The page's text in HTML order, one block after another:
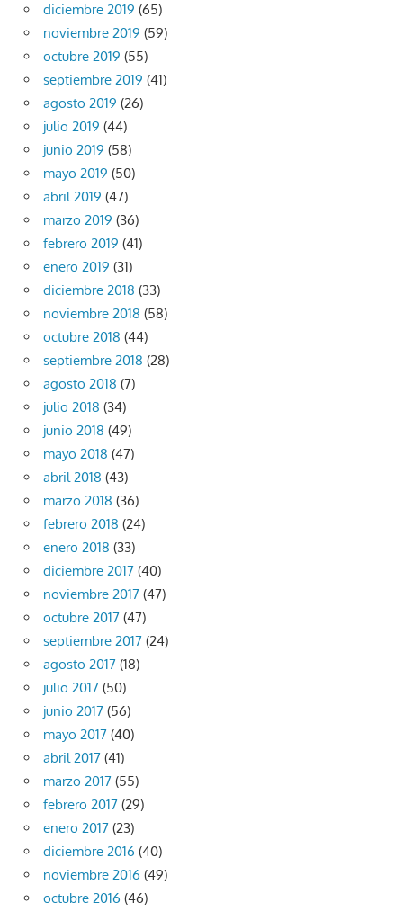
diciembre 2019 (65)
noviembre 2019 (59)
octubre 2019 (55)
septiembre 2019 (41)
agosto 2019 (26)
julio 2019 (44)
junio 2019 (58)
mayo 2019 (50)
abril 2019 (47)
marzo 2019 (36)
febrero 2019 (41)
enero 2019 (31)
diciembre 2018 (33)
noviembre 2018 (58)
octubre 2018 (44)
septiembre 2018 (28)
agosto 2018 (7)
julio 2018 (34)
junio 2018 (49)
mayo 2018 (47)
abril 2018 (43)
marzo 2018 (36)
febrero 2018 (24)
enero 2018 (33)
diciembre 2017 (40)
noviembre 2017 (47)
octubre 2017 (47)
septiembre 2017 (24)
agosto 2017 (18)
julio 2017 (50)
junio 2017 (56)
mayo 2017 (40)
abril 2017 (41)
marzo 2017 (55)
febrero 2017 (29)
enero 2017 (23)
diciembre 2016 (40)
noviembre 2016 (49)
octubre 2016 (46)